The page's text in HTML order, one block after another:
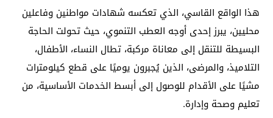
هذا الواقع القاسي، الذي تعكسه شهادات مواطنين وفاعلين
محليين، يبرز إحدى أوجه العطب التنموي، حيث تحولت الحاجة
البسيطة للتنقل إلى معاناة مركبة، تطال النساء، الأطفال،
التلاميذ، والمرضى، الذين يُجبرون يوميًا على قطع كيلومترات
مشيًا على الأقدام للوصول إلى أبسط الخدمات الأساسية، من
تعليم وصحة وإدارة.